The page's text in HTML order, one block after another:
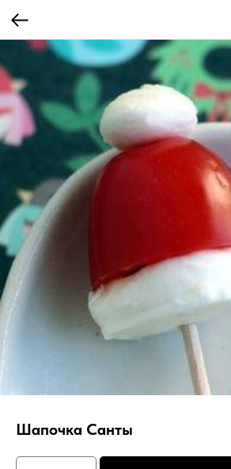
Шапочка Санты